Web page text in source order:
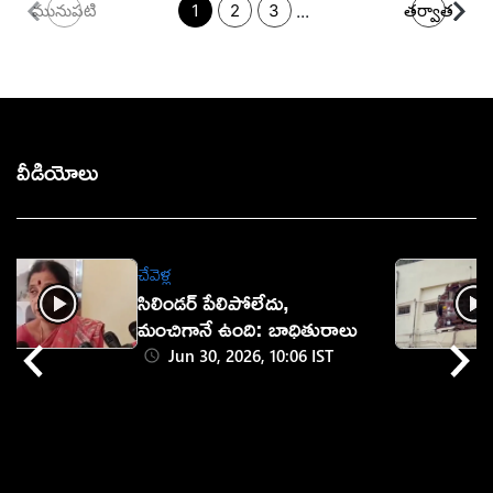
మునుపటి 1 2 3 ... తర్వాత
వీడియోలు
చేవెళ్ల
సిలిండర్ పేలిపోలేదు,
మంచిగానే ఉంది: బాధితురాలు
Jun 30, 2026, 10:06 IST